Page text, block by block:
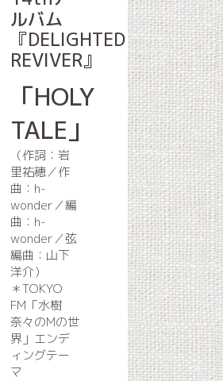
ルバム
『DELIGHTED
REVIVER』
「HOLY
TALE」
（作詞：岩
里祐穂／作
曲：h-
wonder／編
曲：h-
wonder／弦
編曲：山下
洋介）
＊TOKYO
FM「水樹
奈々のMの世
界」エンデ
ィングテー
マ